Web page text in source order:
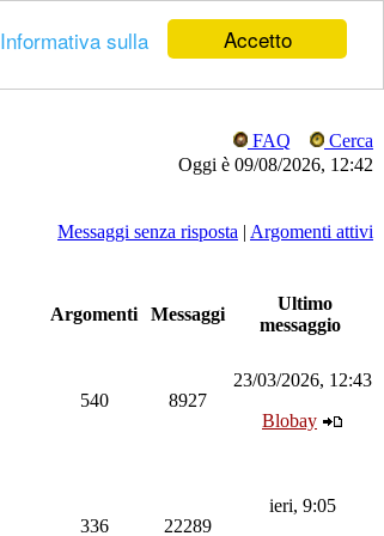
Accetto
Informativa sulla
FAQ
Cerca
Oggi è 09/08/2026, 12:42
Messaggi senza risposta | Argomenti attivi
Argomenti Messaggi
Ultimo
messaggio
540 8927
23/03/2026, 12:43
Blobay
336 22289
ieri, 9:05